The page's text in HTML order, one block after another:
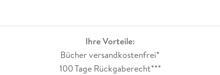
Ihre Vorteile:
Bücher versandkostenfrei*
100 Tage Rückgaberecht***